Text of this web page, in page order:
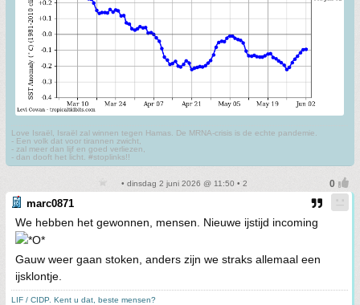
Love Israël, Israël zal winnen tegen Hamas. De MRNA-crisis is de echte pandemie.
- Een volk dat voor tirannen zwicht,
- zal meer dan lijf en goed verliezen,
- dan dooft het licht. #stoplinks!!
• dinsdag 2 juni 2026 @ 11:50 • 2
marc0871
We hebben het gewonnen, mensen. Nieuwe ijstijd incoming
Gauw weer gaan stoken, anders zijn we straks allemaal een
ijsklontje.
LIF / CIDP. Kent u dat, beste mensen?